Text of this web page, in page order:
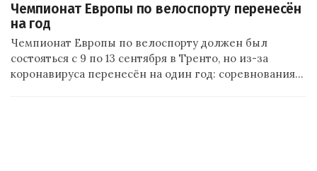
Чемпионат Европы по велоспорту перенесён
на год
Чемпионат Европы по велоспорту должен был
состояться с 9 по 13 сентября в Тренто, но из-за
коронавируса перенесён на один год: соревнования…